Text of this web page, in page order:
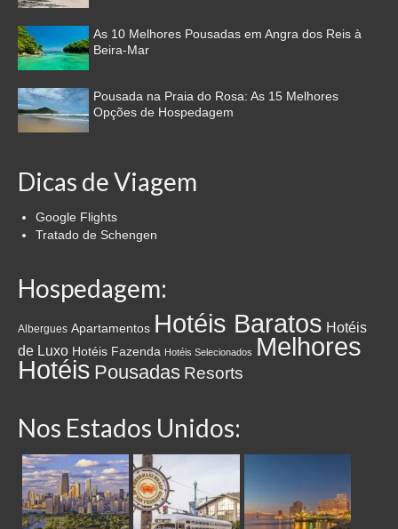
As 10 Melhores Pousadas em Angra dos Reis à
Beira-Mar
Pousada na Praia do Rosa: As 15 Melhores
Opções de Hospedagem
Dicas de Viagem
Google Flights
Tratado de Schengen
Hospedagem:
Albergues Apartamentos Hotéis Baratos Hotéis
de Luxo Hotéis Fazenda Hotéis Selecionados Melhores
Hotéis Pousadas Resorts
Nos Estados Unidos: